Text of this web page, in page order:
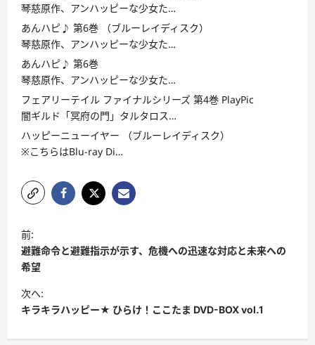
琴慈原作、アンハッピーな少女た…
あんハピ♪ 第6巻 （ブルーレイディスク）
琴慈原作、アンハッピーな少女た…
あんハピ♪ 第6巻
琴慈原作、アンハッピーな少女た…
フェアリーテイル ファイナルシリーズ 第4巻 PlayPic
闇ギルド「冥府の門」タルタロス…
ハッピーニューイヤー （ブルーレイディスク）
※こちらはBlu-ray Di…
投
稿
ナ
ビ
ゲ
ー
前:
避難命令と避難指示が示す、危機への迅速な対応と未来への
希望
次へ:
キラキラハッピー★ ひらけ！ここたま DVD-BOX vol.1